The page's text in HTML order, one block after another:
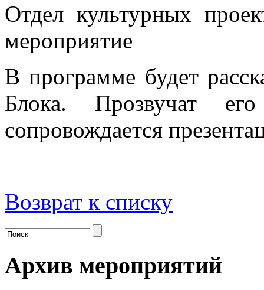
Отдел культурных
мероприятие
В программе будет
Блока. Прозвучат
сопровождается
Возврат к списку
Архив мероприятий